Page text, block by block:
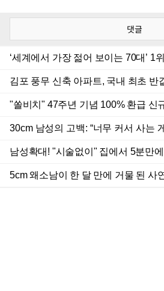
댓글